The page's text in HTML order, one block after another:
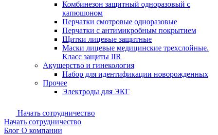
Комбинезон защитный одноразовый с
капюшоном
Перчатки смотровые одноразовые
Перчатки с антимикробным покрытием
Щитки лицевые защитные
Маски лицевые медицинские трехслойные.
Класс защиты IIR
Акушерство и гинекология
Набор для идентификации новорожденных
Прочее
Электроды для ЭКГ
Начать сотрудничество
Начать сотрудничество
Блог О компании